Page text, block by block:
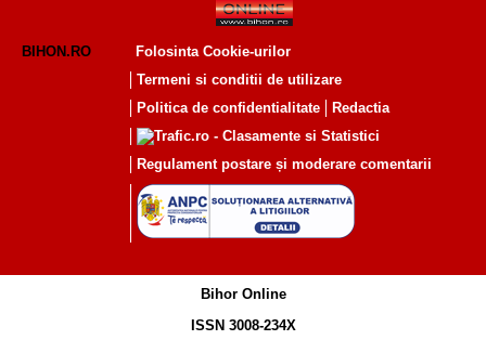
BIHON.RO
Folosinta Cookie-urilor
Termeni si conditii de utilizare
Politica de confidentialitate
Redactia
Regulament postare și moderare comentarii
Bihor Online
ISSN 3008-234X